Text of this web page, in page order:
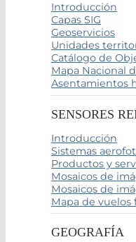
Introducción
Capas SIG
Geoservicios
Unidades
Catálogo de
Mapa Nacional
Asentamientos
SENSORES
Introducción
Sistemas
Productos y
Mosaicos de
Mosaicos de
Mapa de
GEOGRAFÍA